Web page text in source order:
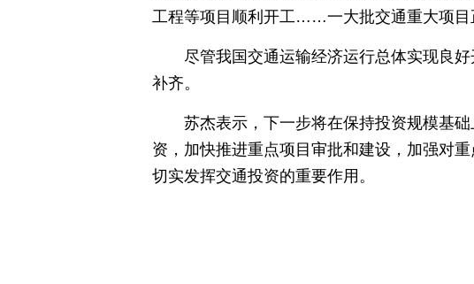
工程等项目顺利开工……一大批交通重大项目
尽管我国交通运输经济运行总体实现良
补齐。
苏杰表示，下一步将在保持投资规模基
资，加快推进重点项目审批和建设，加强对
切实发挥交通投资的重要作用。